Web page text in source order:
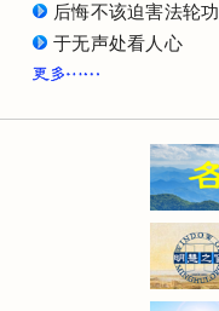
后悔不该迫害法轮功
于无声处看人心